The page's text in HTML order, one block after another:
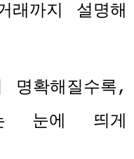
래까지 설명해
확해질수록,
눈에 띄게